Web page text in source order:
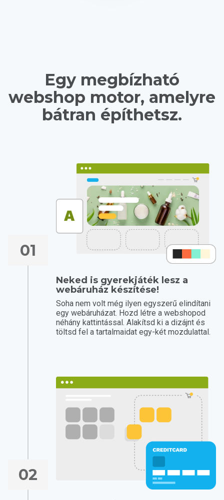
Egy megbízható
webshop motor, amelyre
bátran építhetsz.
01
Neked is gyerekjáték lesz a
webáruház készítése!
Soha nem volt még ilyen egyszerű elindítani
egy webáruházat. Hozd létre a webshopod
néhány kattintással. Alakítsd ki a dizájnt és
töltsd fel a tartalmaidat egy-két mozdulattal.
02